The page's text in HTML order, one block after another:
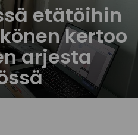
etätöihin
kertoo
arjesta